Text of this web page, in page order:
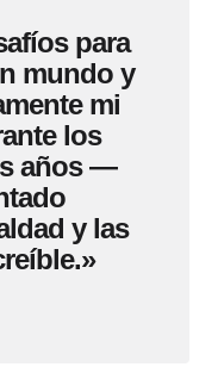
para
mundo y
mi
los
años —
y las